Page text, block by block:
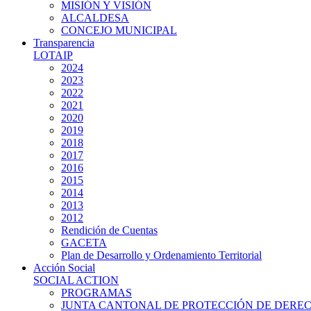
MISIÓN Y VISIÓN
ALCALDESA
CONCEJO MUNICIPAL
Transparencia
LOTAIP
2024
2023
2022
2021
2020
2019
2018
2017
2016
2015
2014
2013
2012
Rendición de Cuentas
GACETA
Plan de Desarrollo y Ordenamiento Territorial
Acción Social
SOCIAL ACTION
PROGRAMAS
JUNTA CANTONAL DE PROTECCIÓN DE